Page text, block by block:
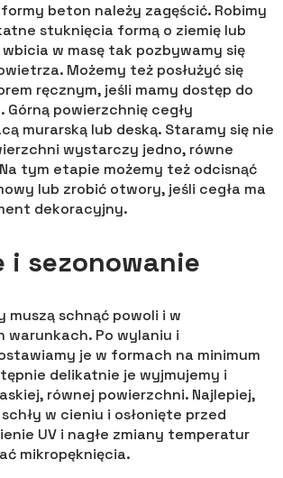
beton należy zagęścić. Robimy
stuknięcia formą o ziemię lub
w masę tak pozbywamy się
Możemy też posłużyć się
ręcznym, jeśli mamy dostęp do
powierzchnię cegły
murarską lub deską. Staramy się nie
wystarczy jedno, równe
tym etapie możemy też odcisnąć
lub zrobić otwory, jeśli cegła ma
dekoracyjny.
i sezonowanie
muszą schnąć powoli i w
Po wylaniu i
je w formach na minimum
delikatnie je wyjmujemy i
równej powierzchni. Najlepiej,
w cieniu i osłonięte przed
UV i nagłe zmiany temperatur
mikropęknięcia.